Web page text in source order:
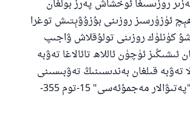
روزىسىغا ئوخشاش پەرز بولغان
ئۈزۈرسىز روزىنى بۇزۇۋېتىش توغرا
شۇ كۈنلۈك روزىنى تولۇقلاش ۋاجىپ
ئىشىڭىز ئۈچۈن ئاللاھ تائالاغا تەۋبە
تەۋبە قىلغان بەندىسىنىڭ تەۋبىسىنى
قوبۇل قىلىدۇ". ["پەتىۋالار مەجمۇئەسى" 15-توم 355-
باشلارپ قويغان كىشى قىلغۇچىغا
ئوخشاش ساۋاپقا ئېرىشىدۇ
قىلغان (1893) ھەدىس
ئىئائە